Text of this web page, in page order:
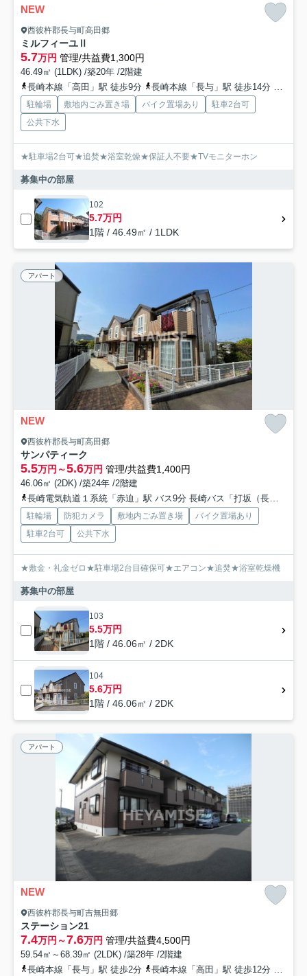
NEW
西彼杵郡長与町高田郷
ミルフィーユⅡ
5.7万円 管理/共益費1,300円
46.49㎡ (1LDK) /築20年 /2階建
長崎本線「高田」駅 徒歩9分
長崎本線「長与」駅 徒歩14分 長崎
駐輪場 敷地内ごみ置き場 バイク置場あり
駐車2台可
公共下水
★駐車場2台可★追焚★浴室乾燥★保証人不要★TVモニターホン
募集中の部屋
102
5.7万円
1階 / 46.49㎡ / 1LDK
アパート
NEW
西彼杵郡長与町高田郷
サンパティーク
5.5万円～5.6万円 管理/共益費1,400円
46.06㎡ (2DK) /築24年 /2階建
長崎電気軌道１系統「赤迫」駅 バス9分 長崎バス「打坂（長崎県）」 停歩4分
駐輪場 防犯カメラ 敷地内ごみ置き場
バイク置場あり
駐車2台可
公共下水
★敷金・礼金ゼロ★駐車場2台目確保可★エアコン★追焚★浴室乾燥機
募集中の部屋
103
5.5万円
1階 / 46.06㎡ / 2DK
104
5.6万円
1階 / 46.06㎡ / 2DK
アパート
NEW
西彼杵郡長与町吉無田郷
ステーション21
7.4万円～7.6万円 管理/共益費4,500円
59.54㎡～68.39㎡ (2LDK) /築28年 /2階建
長崎本線「長与」駅 徒歩2分
長崎本線「高田」駅 徒歩12分 長崎